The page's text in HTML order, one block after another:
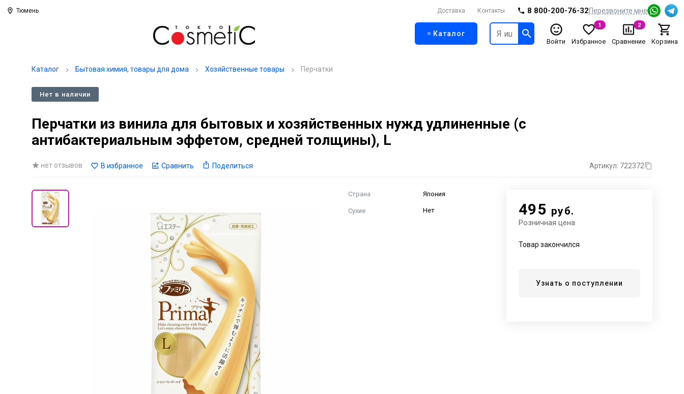
Тюмень Доставка Контакты 8 800-200-76-32Перезвоните мне
Каталог
Войти Избранное
1
Сравнение
2
Корзина
Каталог Бытовая химия, товары для дома Хозяйственные товары Перчатки
Нет в наличии
Перчатки из винила для бытовых и хозяйственных нужд удлиненные (с
антибактериальным эффетом, средней толщины), L
нет отзывов В избранное Сравнить Поделиться Артикул: 722372
Страна Япония
Сухие Нет 495 руб.
Розничная цена
Товар закончился
Узнать о поступлении